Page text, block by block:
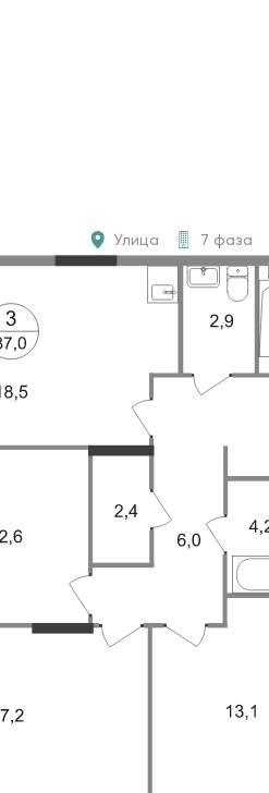
Улица 7 фаза